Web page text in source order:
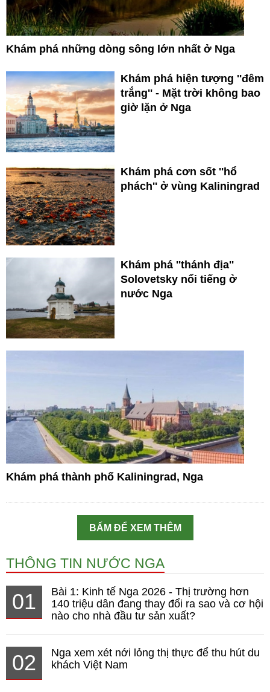
Khám phá những dòng sông lớn nhất ở Nga
Khám phá hiện tượng ''đêm
trắng'' - Mặt trời không bao
giờ lặn ở Nga
Khám phá cơn sốt ''hổ
phách'' ở vùng Kaliningrad
Khám phá ''thánh địa''
Solovetsky nổi tiếng ở
nước Nga
Khám phá thành phố Kaliningrad, Nga
BẤM ĐỂ XEM THÊM
THÔNG TIN NƯỚC NGA
01
Bài 1: Kinh tế Nga 2026 - Thị trường hơn
140 triệu dân đang thay đổi ra sao và cơ hội
nào cho nhà đầu tư sản xuất?
02
Nga xem xét nới lỏng thị thực để thu hút du
khách Việt Nam